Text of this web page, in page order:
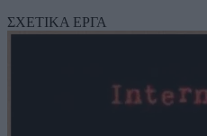
ΣΧΕΤΙΚΑ ΕΡΓΑ